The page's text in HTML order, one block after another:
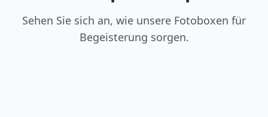
Sehen Sie sich an, wie unsere Fotoboxen für
Begeisterung sorgen.